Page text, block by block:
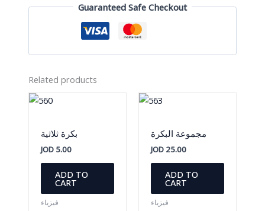
Guaranteed Safe Checkout
Related products
بكرة ثلاثية
JOD5.00
ADD TO
CART
فيزياء
مجموعة البكرة
JOD 25.00
ADD TO
CART
فيزياء